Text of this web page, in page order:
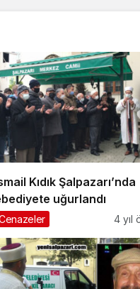
Kıdık Şalpazarı’nda
uğurlandı
4 yıl